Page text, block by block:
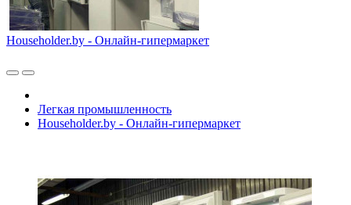
Householder.by - Онлайн-гипермаркет
Легкая промышленность
Householder.by - Онлайн-гипермаркет